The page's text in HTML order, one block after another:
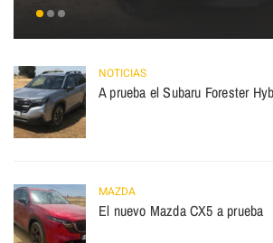
NOTICIAS
A prueba el Subaru Forester
MAZDA
El nuevo Mazda CX5 a prueba